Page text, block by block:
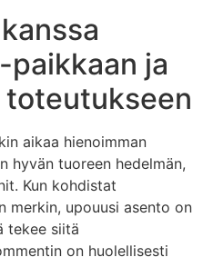
paikkaan ja
aikaa hienoimman
hyvän tuoreen hedelmän,
Kun kohdistat
merkin, upouusi asento on
tekee siitä
on huolellisesti